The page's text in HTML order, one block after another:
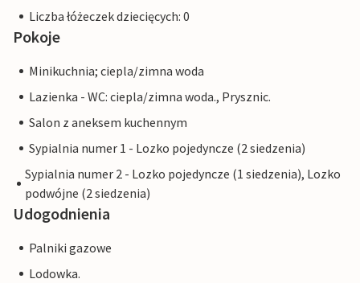
Liczba łóżeczek dziecięcych: 0
Pokoje
Minikuchnia; ciepla/zimna woda
Lazienka - WC: ciepla/zimna woda., Prysznic.
Salon z aneksem kuchennym
Sypialnia numer 1 - Lozko pojedyncze (2 siedzenia)
Sypialnia numer 2 - Lozko pojedyncze (1 siedzenia), Lozko
podwójne (2 siedzenia)
Udogodnienia
Palniki gazowe
Lodowka.